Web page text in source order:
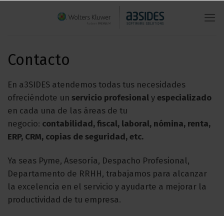
Contacto
En a3SIDES atendemos todas tus necesidades
ofreciéndote un servicio profesional y especializado
en cada una de las áreas de tu
negocio: contabilidad, fiscal, laboral, nómina, renta,
ERP, CRM, copias de seguridad, etc.
Ya seas Pyme, Asesoría, Despacho Profesional,
Departamento de RRHH, trabajamos para alcanzar
la excelencia en el servicio y ayudarte a mejorar la
productividad de tu empresa.